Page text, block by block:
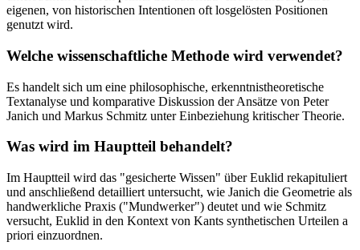
eigenen, von historischen Intentionen oft losgelösten Positionen
genutzt wird.
Welche wissenschaftliche Methode wird verwendet?
Es handelt sich um eine philosophische, erkenntnistheoretische
Textanalyse und komparative Diskussion der Ansätze von Peter
Janich und Markus Schmitz unter Einbeziehung kritischer Theorie.
Was wird im Hauptteil behandelt?
Im Hauptteil wird das "gesicherte Wissen" über Euklid rekapituliert
und anschließend detailliert untersucht, wie Janich die Geometrie als
handwerkliche Praxis ("Mundwerker") deutet und wie Schmitz
versucht, Euklid in den Kontext von Kants synthetischen Urteilen a
priori einzuordnen.